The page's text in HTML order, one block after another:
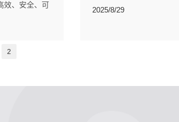
效、安全、可
法，为高危化
提供全新思路，微反应器
2025/8/29
2